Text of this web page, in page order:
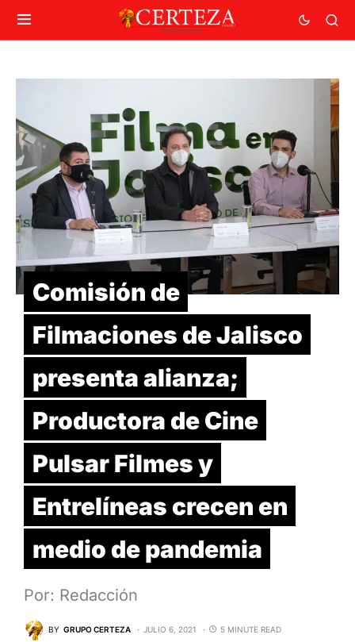
Comisión de
Filmaciones de Jalisco
presenta alianza;
Productora de Cine
Pulsar Filmes y
Entrelíneas crecen en
medio de pandemia
Por: Redacción
BY GRUPO CERTEZA JULIO 6, 2021 5 MINUTE READ